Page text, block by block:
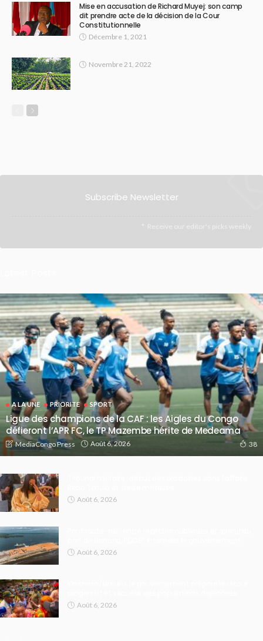
Mise en accusation de Richard Muyej: son camp
dit prendre acte de la décision de la Cour
Constitutionnelle
Décembre 1, 2021
Novembre 21, 2022
Subscribe Newsletter
Receive our editor's picks weekly
A LA UNE PRIORITE SPORT
Ligue des champions de la CAF : les Aigles du Congo
défieront l’APR FC, le TP Mazembe hérite de Medeama
MediaCongo Press Août 6, 2026 38
Août 6, 2026
Août 6, 2026
Août 6, 2026